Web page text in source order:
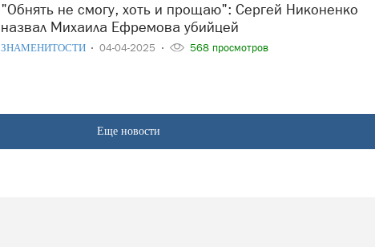
"Обнять не смогу, хоть и прощаю": Сергей Никоненко
назвал Михаила Ефремова убийцей
ЗНАМЕНИТОСТИ 04-04-2025 568 просмотров
Еще новости